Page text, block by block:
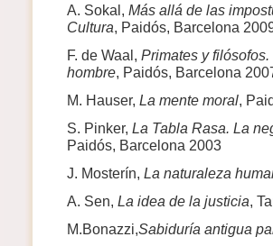
A. Sokal, Más allá de las
Cultura , Paidós, Barcelona
F. de Waal, Primates y
hombre, Paidós, Barcelona
M. Hauser, La mente moral,
S. Pinker, La Tabla Rasa. La
Paidós, Barcelona 2003
J. Mosterín, La naturaleza
A. Sen, La idea de la justicia ,
M.Bonazzi, Sabiduría antigua